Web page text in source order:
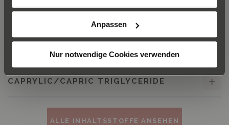
die Auswahl jederzeit ändern.
Anpassen
Nur notwendige Cookies verwenden
GLYCERIN
CAPRYLIC/CAPRIC TRIGLYCERIDE
ALLE INHALTSSTOFFE ANSEHEN